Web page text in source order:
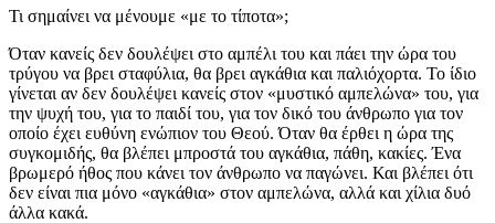
Τι σημαίνει να μένουμε «με το τίποτα»;
Όταν κανείς δεν δουλέψει στο αμπέλι του και πάει την ώρα του
τρύγου να βρει σταφύλια, θα βρει αγκάθια και παλιόχορτα. Το ίδιο
γίνεται αν δεν δουλέψει κανείς στον «μυστικό αμπελώνα» του, για
την ψυχή του, για το παιδί του, για τον δικό του άνθρωπο για τον
οποίο έχει ευθύνη ενώπιον του Θεού. Όταν θα έρθει η ώρα της
συγκομιδής, θα βλέπει μπροστά του αγκάθια, πάθη, κακίες. Ένα
βρωμερό ήθος που κάνει τον άνθρωπο να παγώνει. Και βλέπει ότι
δεν είναι πια μόνο «αγκάθια» στον αμπελώνα, αλλά και χίλια δυό
άλλα κακά.